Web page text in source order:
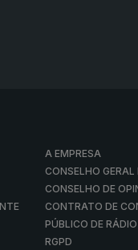
A EMPRESA
CONSELHO GERAL
CONSELHO DE
CONTRATO DE
PÚBLICO DE
RGPD